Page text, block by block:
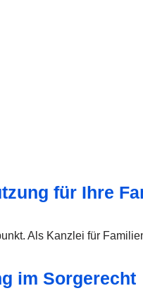
für Ihre
Als Kanzlei für
im Sorgerecht